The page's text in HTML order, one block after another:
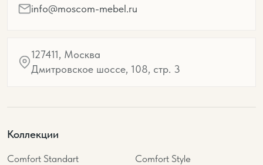
info@moscom-mebel.ru
127411, Москва
Дмитровское шоссе, 108, стр. 3
Коллекции
Comfort Standart
Comfort Style